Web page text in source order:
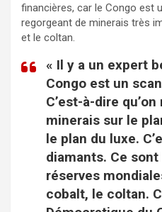
financières, car le Congo est
regorgeant de minerais très
et le coltan.
« Il y a un expert
Congo est un
C’est-à-dire
minerais sur le
le plan du luxe.
diamants. Ce
réserves
cobalt, le coltan.